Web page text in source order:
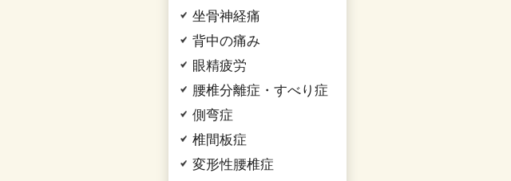
坐骨神経痛
背中の痛み
眼精疲労
腰椎分離症・すべり症
側弯症
椎間板症
変形性腰椎症